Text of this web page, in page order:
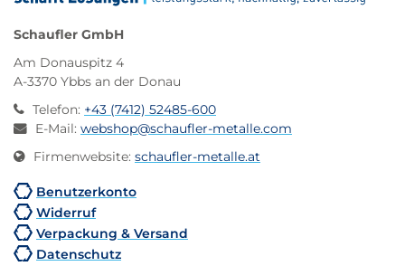
Schaufler GmbH
Am Donauspitz 4
A-3370 Ybbs an der Donau
Telefon: +43 (7412) 52485-600
E-Mail: webshop@schaufler-metalle.com
Firmenwebsite: schaufler-metalle.at
Benutzerkonto
Widerruf
Verpackung & Versand
Datenschutz